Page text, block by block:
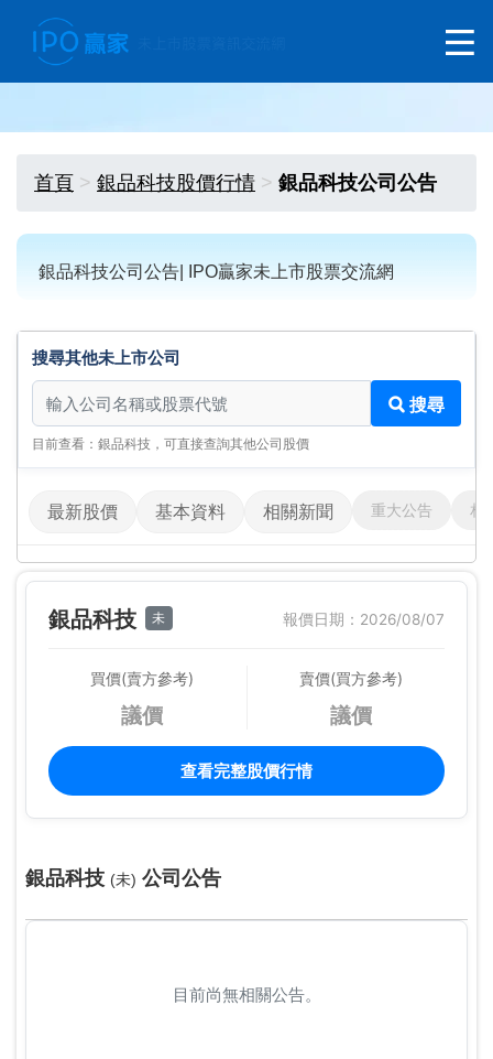
首頁 銀品科技股價行情 銀品科技公司公告
銀品科技公司公告| IPO贏家未上市股票交流網
搜尋其他未上市公司
搜尋其他未上市公司
搜尋
目前查看：銀品科技，可直接查詢其他公司股價
最新股價 基本資料 相關新聞 重大公告 相
銀品科技 未 報價日期：2026/08/07
買價(賣方參考)
議價
賣價(買方參考)
議價
查看完整股價行情
銀品科技 (未) 公司公告
目前尚無相關公告。